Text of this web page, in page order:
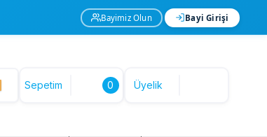
Bayimiz Olun Bayi Girişi
Sepetim 0 Üyelik